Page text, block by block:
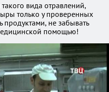
вида отравлений,
только у проверенных
продуктами, не забывать
помощью!